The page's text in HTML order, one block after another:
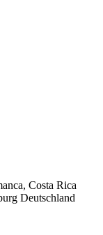
Costa Rica
Deutschland